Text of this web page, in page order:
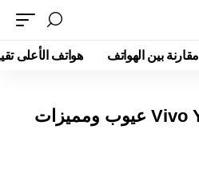
مقارنة بين الهواتف هواتف الأعلى
سعر ومواصفات Vivo Y03t عيوب ومميزات